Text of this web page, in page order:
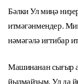
Бәлки Ул миңә
итмәгәнмендер.
нәмәгәлә иғтибар
Машинанан сығыр
йылмайҙым. Ул да